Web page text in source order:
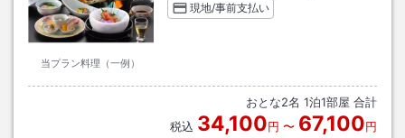
当プラン料理（一例）
現地/事前支払い
おとな2名 1泊1部屋 合計
税込 34,100円 〜 67,100円